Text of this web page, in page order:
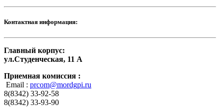
Контактная информация:
Главный корпус:
ул.Студенческая, 11 А
Приемная комиссия :
Email : prcom@mordgpi.ru
8(8342) 33-92-58
8(8342) 33-93-90